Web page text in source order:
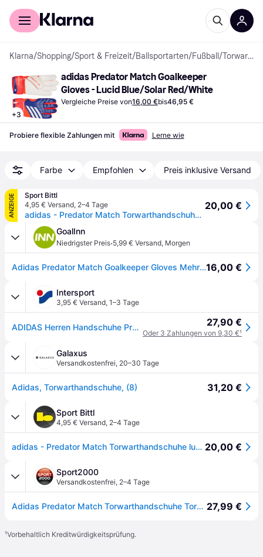
Für Shopper
Klarna/Shopping/Sport & Freizeit/Ballsportarten/Fußball / Torwarthandschuhe
+3
adidas Predator Match Goalkeeper
Gloves - Lucid Blue/Solar Red/White
Vergleiche Preise von16,00 €bis46,95 €
Probiere flexible Zahlungen mit Lerne wie
Farbe Empfohlen Preis inklusive Versand
ANZEIGE
Sport Bittl
4,95 € Versand, 2–4 Tage
adidas - Predator Match Torwarthandschuhe lucid blue
20,00 €
GoalInn
Niedrigster Preis·5,99 € Versand, Morgen
Adidas Predator Match Goalkeeper Gloves Mehrfarbig 8.516,00 €
Intersport
3,95 € Versand, 1–3 Tage
ADIDAS Herren Handschuhe Predator Match 27,90 €
Oder 3 Zahlungen von 9,30 €¹
Galaxus
Versandkostenfrei, 20–30 Tage
Adidas, Torwarthandschuhe, (8) 31,20 €
Sport Bittl
4,95 € Versand, 2–4 Tage
adidas - Predator Match Torwarthandschuhe lucid blue 20,00 €
Sport2000
Versandkostenfrei, 2–4 Tage
Adidas Predator Match Torwarthandschuhe Torwarthandschuhe, blau 27,99 €
¹Vorbehaltlich Kreditwürdigkeitsprüfung.